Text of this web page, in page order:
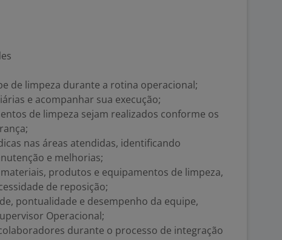
de limpeza durante a rotina operacional;
e acompanhar sua execução;
de limpeza sejam realizados conforme os
nas áreas atendidas, identificando
e melhorias;
produtos e equipamentos de limpeza,
de reposição;
pontualidade e desempenho da equipe,
Operacional;
durante o processo de integração